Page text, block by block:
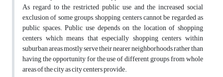
As regard to the restricted public use and the increased social
exclusion of some groups, shopping centers cannot be regarded as
public spaces. Public use depends on the location of shopping
centers which means that especially shopping centers within
suburban areas mostly serve their nearer neighborhoods rather than
having the opportunity for the use of different groups from whole
areas of the city as city centers provide.